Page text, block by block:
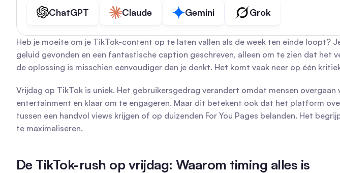
ChatGPT
Claude Gemini Grok
Heb je moeite om je TikTok-content op te laten vallen als de week ten einde
geluid gevonden en een fantastische caption geschreven, alleen om te zien dat
de oplossing is misschien eenvoudiger dan je denkt. Het komt vaak neer op één
Vrijdag op TikTok is uniek. Het gebruikersgedrag verandert omdat mensen
entertainment en klaar om te engageren. Maar dit betekent ook dat het platform
tussen een handvol views krijgen of op duizenden For You Pages belanden. Het
te maximaliseren.
De TikTok-rush op vrijdag: Waarom timing alles is